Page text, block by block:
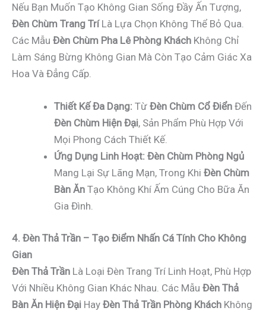
Nếu Bạn Muốn Tạo Không Gian Sống Đầy Ấn Tượng,
Đèn Chùm Trang TríLà Lựa Chọn Không Thể Bỏ Qua.
Các Mẫu Đèn Chùm Pha Lê Phòng Khách Không Chỉ
Làm Sáng Bừng Không Gian Mà Còn Tạo Cảm Giác Xa
Hoa Và Đẳng Cấp.
Thiết Kế Đa Dạng: Từ Đèn Chùm Cổ Điển Đến
Đèn Chùm Hiện Đại, Sản Phẩm Phù Hợp Với
Mọi Phong Cách Thiết Kế.
Ứng Dụng Linh Hoạt: Đèn Chùm Phòng Ngủ
Mang Lại Sự Lãng Mạn, Trong Khi Đèn Chùm
Bàn Ăn Tạo Không Khí Ấm Cúng Cho Bữa Ăn
Gia Đình.
4. Đèn Thả Trần – Tạo Điểm Nhấn Cá Tính Cho Không
Gian
Đèn Thả Trần Là Loại Đèn Trang Trí Linh Hoạt, Phù Hợp
Với Nhiều Không Gian Khác Nhau. Các Mẫu Đèn Thả
Bàn Ăn Hiện Đại Hay Đèn Thả Trần Phòng Khách Không